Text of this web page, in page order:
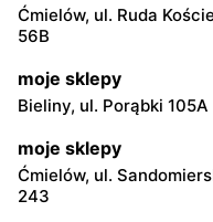
Ćmielów, ul. Ruda
56B
moje sklepy
Bieliny, ul. Porąbki 105A
moje sklepy
Ćmielów, ul.
243